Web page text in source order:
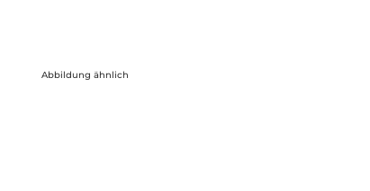
Abbildung ähnlich